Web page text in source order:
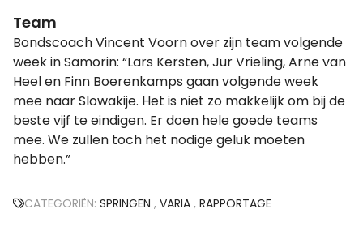
Team
Bondscoach Vincent Voorn over zijn team volgende
week in Samorin: “Lars Kersten, Jur Vrieling, Arne van
Heel en Finn Boerenkamps gaan volgende week
mee naar Slowakije. Het is niet zo makkelijk om bij de
beste vijf te eindigen. Er doen hele goede teams
mee. We zullen toch het nodige geluk moeten
hebben.”
CATEGORIËN: SPRINGEN , VARIA , RAPPORTAGE